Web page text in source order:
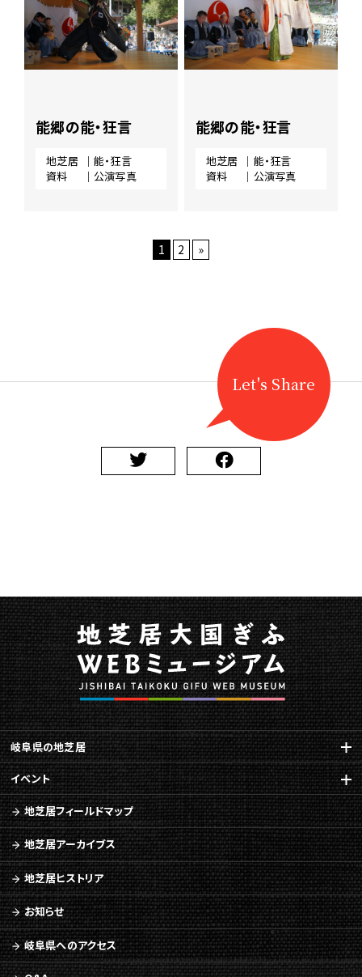
能郷の能・狂言
地芝居
｜能・狂言
資料
｜公演写真
能郷の能・狂言
地芝居
｜能・狂言
資料
｜公演写真
1 2 »
Let's Share
岐阜県の地芝居
イベント
地芝居フィールドマップ
地芝居アーカイブス
地芝居ヒストリア
お知らせ
岐阜県へのアクセス